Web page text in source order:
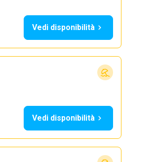
Vedi disponibilità
Vedi disponibilità